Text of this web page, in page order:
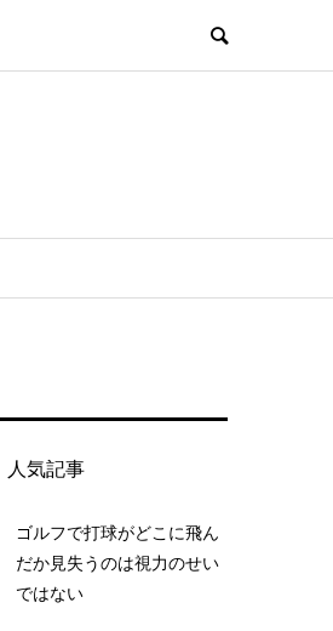
人気記事
ゴルフで打球がどこに飛ん
だか見失うのは視力のせい
ではない